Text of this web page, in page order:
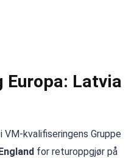
Latvia
kvalifiseringens Gruppe
for returoppgjør på